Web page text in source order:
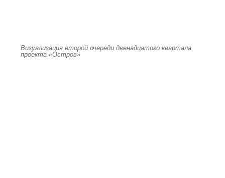
Визуализация второй очереди двенадцатого квартала
проекта «Остров»